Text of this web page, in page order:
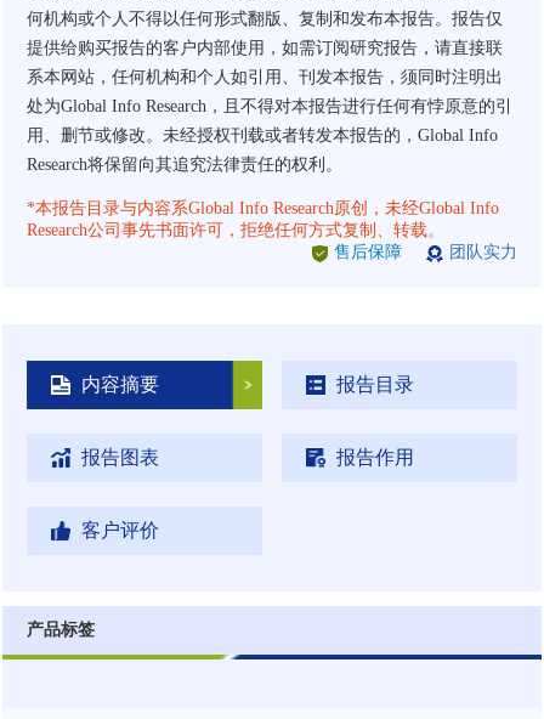
何机构或个人不得以任何形式翻版、复制和发布本报告。报告仅
提供给购买报告的客户内部使用，如需订阅研究报告，请直接联
系本网站，任何机构和个人如引用、刊发本报告，须同时注明出
处为Global Info Research，且不得对本报告进行任何有悖原意的引
用、删节或修改。未经授权刊载或者转发本报告的，Global Info
Research将保留向其追究法律责任的权利。
*本报告目录与内容系Global Info Research原创，未经Global Info
Research公司事先书面许可，拒绝任何方式复制、转载。
售后保障
团队实力
内容摘要 报告目录
报告图表 报告作用
客户评价
产品标签